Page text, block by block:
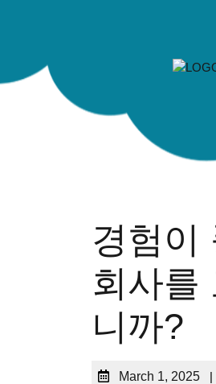
경험이
회사를
니까?
March 1, 2025 |